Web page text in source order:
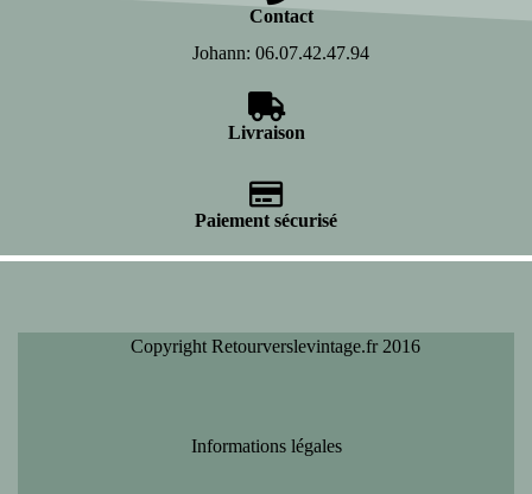
Contact
Johann: 06.07.42.47.94
Livraison
Paiement sécurisé
Copyright Retourverslevintage.fr 2016
Informations légales